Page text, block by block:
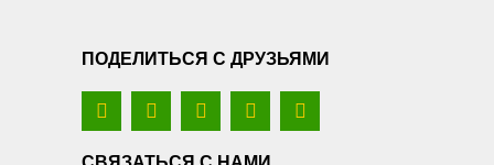
ПОДЕЛИТЬСЯ С ДРУЗЬЯМИ